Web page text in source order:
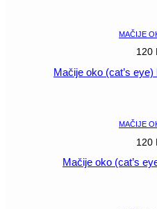
MAČIJE
120
Mačije oko (cat’s
MAČIJE
120
Mačije oko (cat’s